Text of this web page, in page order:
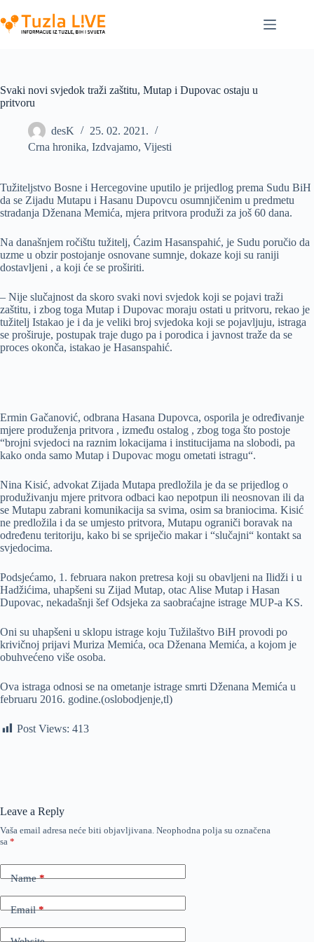
to
content
Svaki novi svjedok traži zaštitu, Mutap i Dupovac ostaju u
pritvoru
desK
25. 02. 2021.
Crna hronika, Izdvajamo, Vijesti
Tužiteljstvo Bosne i Hercegovine uputilo je prijedlog prema Sudu BiH
da se Zijadu Mutapu i Hasanu Dupovcu osumnjičenim u predmetu
stradanja Dženana Memića, mjera pritvora produži za još 60 dana.
Na današnjem ročištu tužitelj, Ćazim Hasanspahić, je Sudu poručio da
uzme u obzir postojanje osnovane sumnje, dokaze koji su raniji
dostavljeni , a koji će se proširiti.
– Nije slučajnost da skoro svaki novi svjedok koji se pojavi traži
zaštitu, i zbog toga Mutap i Dupovac moraju ostati u pritvoru, rekao je
tužitelj Istakao je i da je veliki broj svjedoka koji se pojavljuju, istraga
se proširuje, postupak traje dugo pa i porodica i javnost traže da se
proces okonča, istakao je Hasanspahić.
Ermin Gačanović, odbrana Hasana Dupovca, osporila je određivanje
mjere produženja pritvora , između ostalog , zbog toga što postoje
“brojni svjedoci na raznim lokacijama i institucijama na slobodi, pa
kako onda samo Mutap i Dupovac mogu ometati istragu“.
Nina Kisić, advokat Zijada Mutapa predložila je da se prijedlog o
produživanju mjere pritvora odbaci kao nepotpun ili neosnovan ili da
se Mutapu zabrani komunikacija sa svima, osim sa braniocima. Kisić
ne predložila i da se umjesto pritvora, Mutapu ograniči boravak na
određenu teritoriju, kako bi se spriječio makar i “slučajni“ kontakt sa
svjedocima.
Podsjećamo, 1. februara nakon pretresa koji su obavljeni na Ilidži i u
Hadžićima, uhapšeni su Zijad Mutap, otac Alise Mutap i Hasan
Dupovac, nekadašnji šef Odsjeka za saobraćajne istrage MUP-a KS.
Oni su uhapšeni u sklopu istrage koju Tužilaštvo BiH provodi po
krivičnoj prijavi Muriza Memića, oca Dženana Memića, a kojom je
obuhvećeno više osoba.
Ova istraga odnosi se na ometanje istrage smrti Dženana Memića u
februaru 2016. godine.(oslobodjenje,tl)
Post Views: 413
Leave a Reply
Vaša email adresa neće biti objavljivana. Neophodna polja su označena
sa *
Name*
Email*